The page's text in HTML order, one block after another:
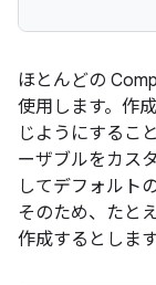
ほとんどの
使用します。作
じようにするこ
ーザブルをカス
してデフォルト
そのため、たと
作成するとします